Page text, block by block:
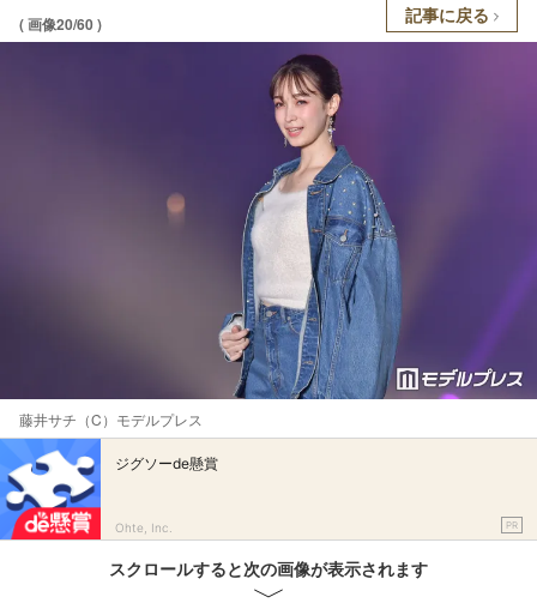
( 画像20/60 ) 記事に戻る
藤井サチ（C）モデルプレス
ジグソーde懸賞
Ohte, Inc. PR
スクロールすると次の画像が表示されます